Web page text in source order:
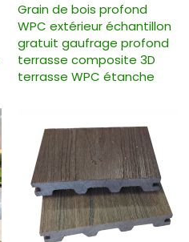
Grain de bois profond
WPC extérieur échantillon
gratuit gaufrage profond
terrasse composite 3D
terrasse WPC étanche